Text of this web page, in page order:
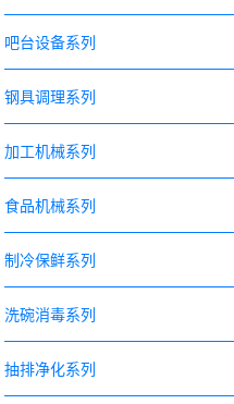
吧台设备系列
钢具调理系列
加工机械系列
食品机械系列
制冷保鲜系列
洗碗消毒系列
抽排净化系列